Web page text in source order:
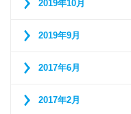
2019年10月
2019年9月
2017年6月
2017年2月